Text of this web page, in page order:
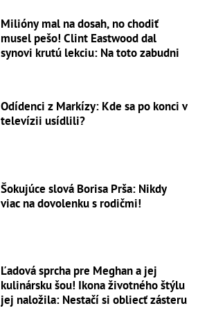
Milióny mal na dosah, no chodiť
musel pešo! Clint Eastwood dal
synovi krutú lekciu: Na toto zabudni
Odídenci z Markízy: Kde sa po konci v
televízii usídlili?
Šokujúce slová Borisa Prša: Nikdy
viac na dovolenku s rodičmi!
Ľadová sprcha pre Meghan a jej
kulinársku šou! Ikona životného štýlu
jej naložila: Nestačí si obliecť zásteru